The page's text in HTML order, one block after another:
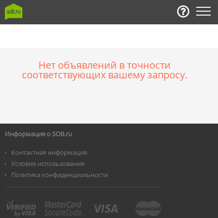
Нет объявлений в точности
соответствующих вашему запросу.
Информация о SOB.ru
Контактная информация
Условия использования
Политика конфиденциальности